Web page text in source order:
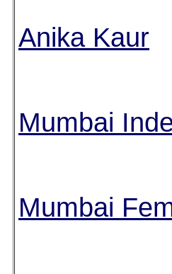
Anika Kaur
Mumbai
Mumbai